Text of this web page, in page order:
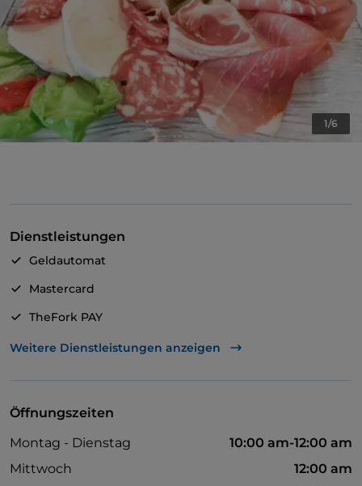
1/6
Dienstleistungen
Geldautomat
Mastercard
TheFork PAY
UnionPay über TheFork PAY
Weitere Dienstleistungen anzeigen
Öffnungszeiten
Montag - Dienstag
10:00 am-12:00 am
Mittwoch
12:00 am